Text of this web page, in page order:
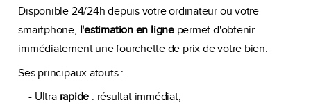
Disponible 24/24h depuis votre ordinateur ou votre
smartphone, l'estimation en lignepermet d'obtenir
immédiatement une fourchette de prix de votre bien.
Ses principaux atouts :
- Ultra rapide : résultat immédiat,